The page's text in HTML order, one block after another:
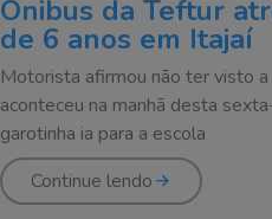
Ônibus da Teftur
de 6 anos em Itajaí
Motorista afirmou não ter visto a
aconteceu na manhã desta
garotinha ia para a escola
Continue lendo